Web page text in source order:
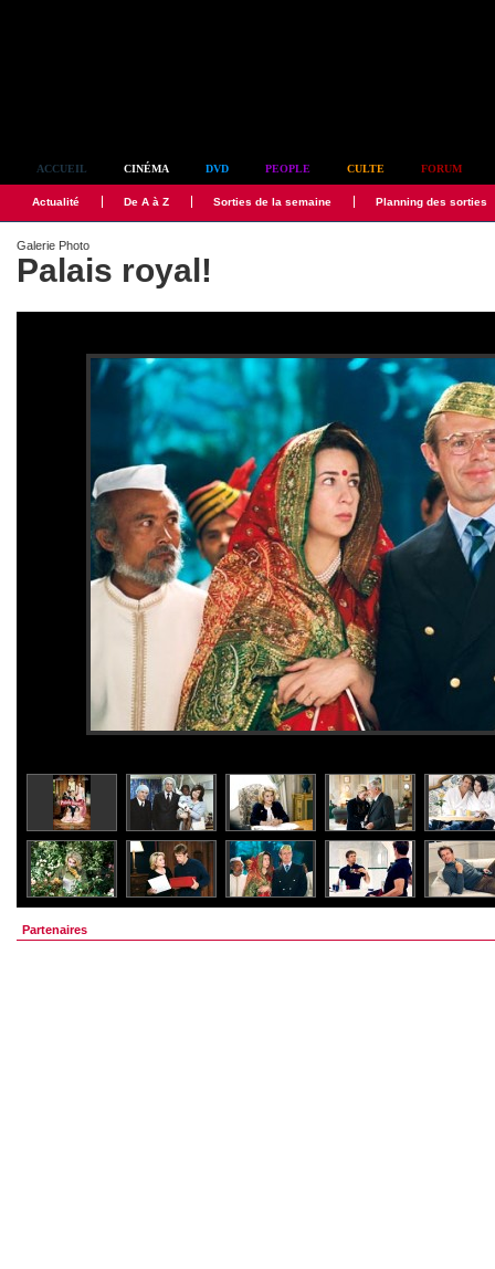
ACCUEIL CINÉMA DVD PEOPLE CULTE FORUM
Actualité De A à Z Sorties de la semaine Planning des sorties
Galerie Photo
Palais royal!
Partenaires